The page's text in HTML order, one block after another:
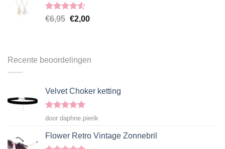
€12,95.
Gewaardeerd
€6,95 Oorspronkelijke
€2,00Huidige
Recente beoordelingen
Velvet Choker ketting
Gewaardeerd
uit 5
door daphne.pierik
Flower Retro Vintage Zonnebril